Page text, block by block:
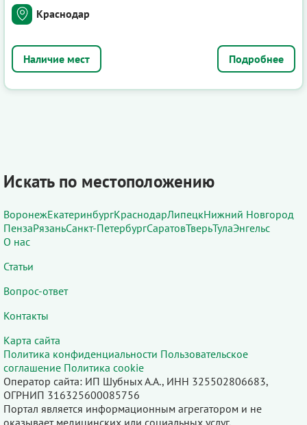
Краснодар
Подробнее
Искать по местоположению
ВоронежЕкатеринбургКраснодарЛипецкНижний Новгород
ПензаРязаньСанкт-ПетербургСаратовТверьТулаЭнгельс
О нас
Статьи
Вопрос-ответ
Контакты
Карта сайта
Политика конфиденциальности Пользовательское
соглашение Политика cookie
Оператор сайта: ИП Шубных А.А., ИНН 325502806683,
ОГРНИП 316325600085756
Портал является информационным агрегатором и не